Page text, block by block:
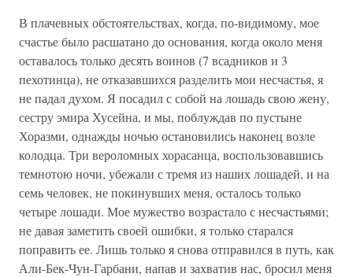
В плачевных обстоятельствах, когда, по-видимому, мое
счастье было расшатано до основания, когда около меня
оставалось только десять воинов (7 всадников и 3
пехотинца), не отказавшихся разделить мои несчастья, я
не падал духом. Я посадил с собой на лошадь свою жену,
сестру эмира Хусейна, и мы, поблуждав по пустыне
Хоразми, однажды ночью остановились наконец возле
колодца. Три вероломных хорасанца, воспользовавшись
темнотою ночи, убежали с тремя из наших лошадей, и на
семь человек, не покинувших меня, осталось только
четыре лошади. Мое мужество возрастало с несчастьями;
не давая заметить своей ошибки, я только старался
поправить ее. Лишь только я снова отправился в путь, как
Али-Бек-Чун-Гарбани, напав и захватив нас, бросил меня